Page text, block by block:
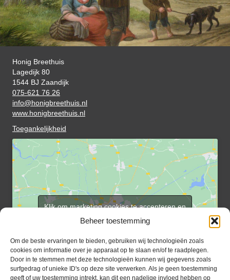
Beheer toestemming
Om de beste ervaringen te bieden, gebruiken wij technologieën zoals
cookies om informatie over je apparaat op te slaan en/of te raadplegen.
Door in te stemmen met deze technologieën kunnen wij gegevens zoals
surfgedrag of unieke ID's op deze site verwerken. Als je geen toestemming
geeft of uw toestemming intrekt, kan dit een nadelige invloed hebben op
Honig Breethuis
Lagedijk 80
1544 BJ Zaandijk
075-621 76 26
info@honigbreethuis.nl
www.honigbreethuis.nl
Toegankelijkheid
Klik om marketing cookies te accepteren en
deze inhoud in te schakelen